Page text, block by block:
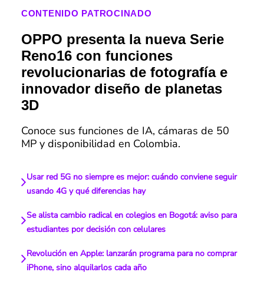
CONTENIDO PATROCINADO
OPPO presenta la nueva Serie
Reno16 con funciones
revolucionarias de fotografía e
innovador diseño de planetas
3D
Conoce sus funciones de IA, cámaras de 50
MP y disponibilidad en Colombia.
Usar red 5G no siempre es mejor: cuándo conviene seguir
usando 4G y qué diferencias hay
Se alista cambio radical en colegios en Bogotá: aviso para
estudiantes por decisión con celulares
Revolución en Apple: lanzarán programa para no comprar
iPhone, sino alquilarlos cada año